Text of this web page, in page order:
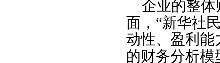
企业的整体
面，“新华社
动性、盈利能
的财务分析